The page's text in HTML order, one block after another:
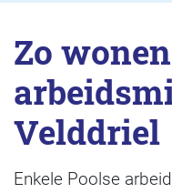
Zo
Velddriel
Enkele Poolse